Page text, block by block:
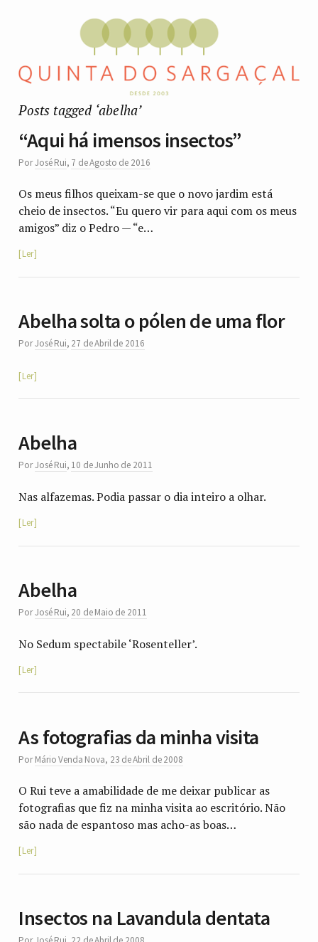
Posts tagged ‘abelha’
“Aqui há imensos insectos”
PorJosé Rui, 7 de Agosto de 2016
Os meus filhos queixam-se que o novo jardim está
cheio de insectos. “Eu quero vir para aqui com os meus
amigos” diz o Pedro — “e…
Ler
Abelha solta o pólen de uma flor
PorJosé Rui, 27 de Abril de 2016
Ler
Abelha
PorJosé Rui, 10 de Junho de 2011
Nas alfazemas. Podia passar o dia inteiro a olhar.
Ler
Abelha
PorJosé Rui, 20 de Maio de 2011
No Sedum spectabile ‘Rosenteller’.
Ler
As fotografias da minha visita
PorMário Venda Nova, 23 de Abril de 2008
O Rui teve a amabilidade de me deixar publicar as
fotografias que fiz na minha visita ao escritório. Não
são nada de espantoso mas acho-as boas…
Ler
Insectos na Lavandula dentata